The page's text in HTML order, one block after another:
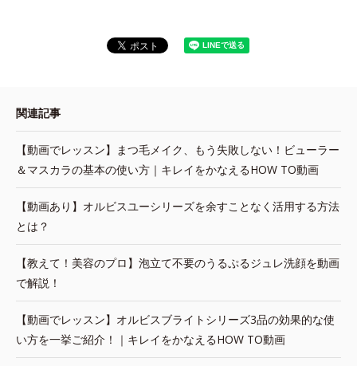
関連記事
【動画でレッスン】まつ毛メイク、もう失敗しない！ビューラー
＆マスカラの基本の使い方｜キレイをかなえるHOW TO動画
【動画あり】オルビスユーシリーズを余すことなく活用する方法
とは？
【教えて！美容のプロ】泡立て不要のうるぷるジュレ洗顔を動画
で解説！
【動画でレッスン】オルビスブライトシリーズ3品の効果的な使
い方を一挙ご紹介！｜キレイをかなえるHOW TO動画